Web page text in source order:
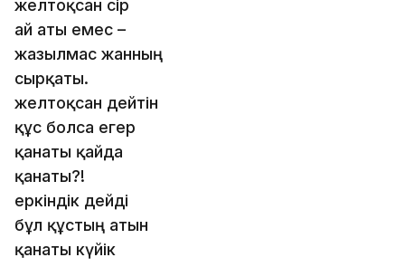
желтоқсан сірә
ай аты емес –
жазылмас жанның
сырқаты.
желтоқсан дейтін
құс болса егер
қанаты қайда
қанаты?!
еркіндік дейді
бұл құстың атын
қанаты күйік